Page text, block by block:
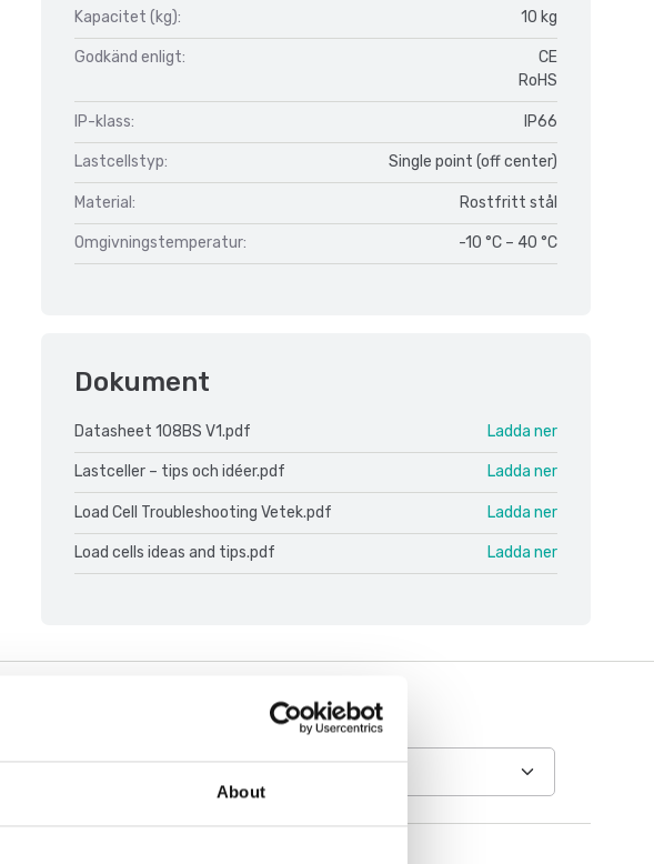
About
Kapacitet (kg): 10 kg
Godkänd enligt:
CE
RoHS
IP-klass: IP66
Lastcellstyp: Single point (off center)
Material: Rostfritt stål
Omgivningstemperatur: -10 °C – 40 °C
Dokument
Datasheet 108BS V1.pdf Ladda ner
Lastceller – tips och idéer.pdf Ladda ner
Load Cell Troubleshooting Vetek.pdf Ladda ner
Load cells ideas and tips.pdf Ladda ner